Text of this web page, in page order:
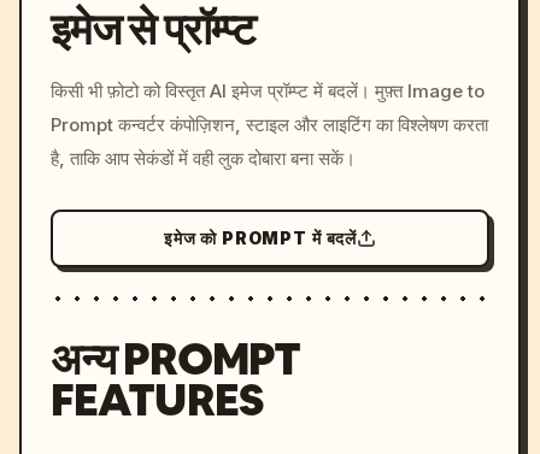
c, cyberpunk sunset, neon
colors, 8k --v 6.0
इमेज से प्रॉम्प्ट
किसी भी फ़ोटो को विस्तृत AI इमेज प्रॉम्प्ट में बदलें। मुफ़्त Image to
Prompt कन्वर्टर कंपोज़िशन, स्टाइल और लाइटिंग का विश्लेषण करता
है, ताकि आप सेकंडों में वही लुक दोबारा बना सकें।
इमेज को PROMPT में बदलें
अन्य PROMPT
FEATURES